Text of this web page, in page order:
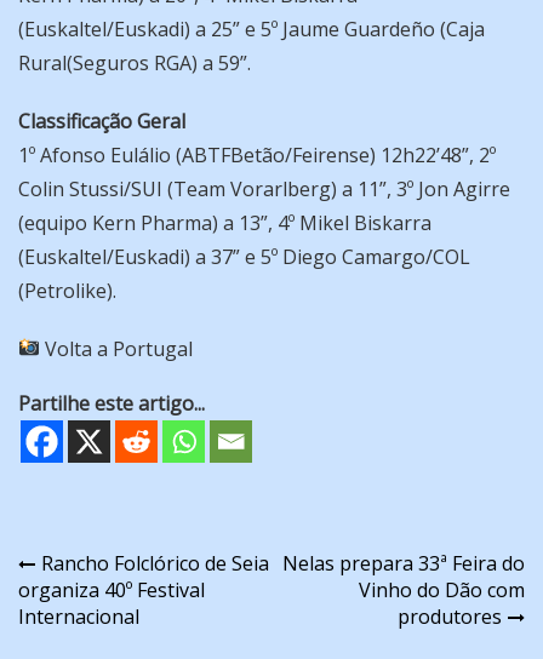
(Euskaltel/Euskadi) a 25” e 5º Jaume Guardeño (Caja
Rural(Seguros RGA) a 59”.
Classificação Geral
1º Afonso Eulálio (ABTFBetão/Feirense) 12h22’48”, 2º
Colin Stussi/SUI (Team Vorarlberg) a 11”, 3º Jon Agirre
(equipo Kern Pharma) a 13”, 4º Mikel Biskarra
(Euskaltel/Euskadi) a 37” e 5º Diego Camargo/COL
(Petrolike).
Volta a Portugal
Partilhe este artigo...
Navegação
de
Rancho Folclórico de Seia
organiza 40º Festival
Internacional
Nelas prepara 33ª Feira do
Vinho do Dão com
produtores